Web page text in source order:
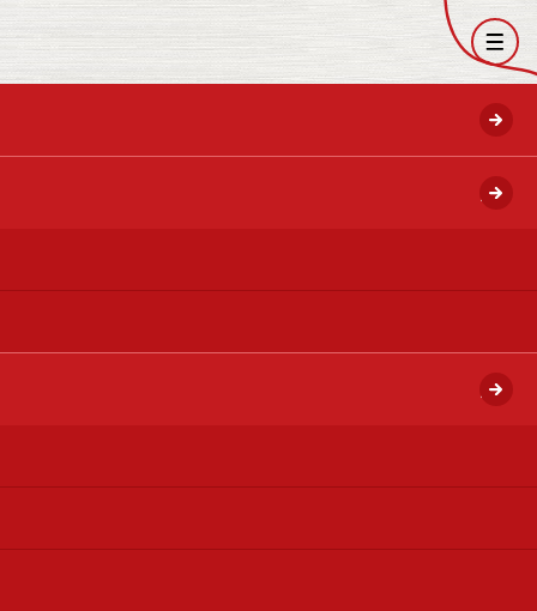
開く
開く
開く